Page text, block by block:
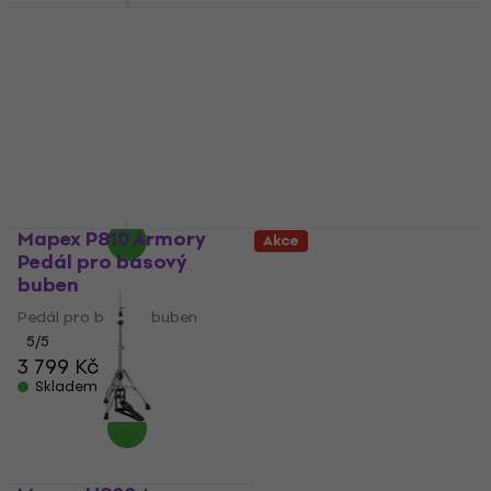
Mapex P810 Armory
Pedál pro basový
buben
Pedál pro basový buben
5/5
3 799 Kč
Skladem
Akce